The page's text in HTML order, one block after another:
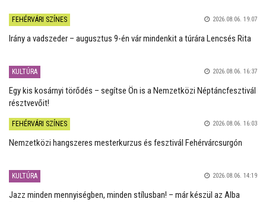
FEHÉRVÁRI SZÍNES 2026.08.06. 19:07
Irány a vadszeder – augusztus 9-én vár mindenkit a túrára Lencsés Rita
KULTÚRA 2026.08.06. 16:37
Egy kis kosárnyi törődés – segítse Ön is a Nemzetközi Néptáncfesztivál
résztvevőit!
FEHÉRVÁRI SZÍNES 2026.08.06. 16:03
Nemzetközi hangszeres mesterkurzus és fesztivál Fehérvárcsurgón
KULTÚRA 2026.08.06. 14:19
Jazz minden mennyiségben, minden stílusban! – már készül az Alba